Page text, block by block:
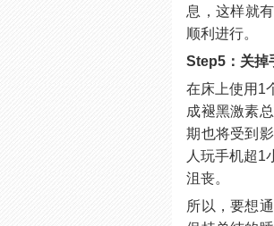
息，这样就
顺利进行。
Step5：关掉
在床上使用1
成褪黑激素
期也将受到
人玩手机超1
沮丧。
所以，要想